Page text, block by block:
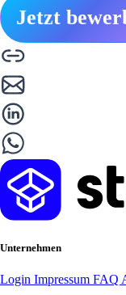
Jetzt
Unternehmen
Login Impressum FAQ